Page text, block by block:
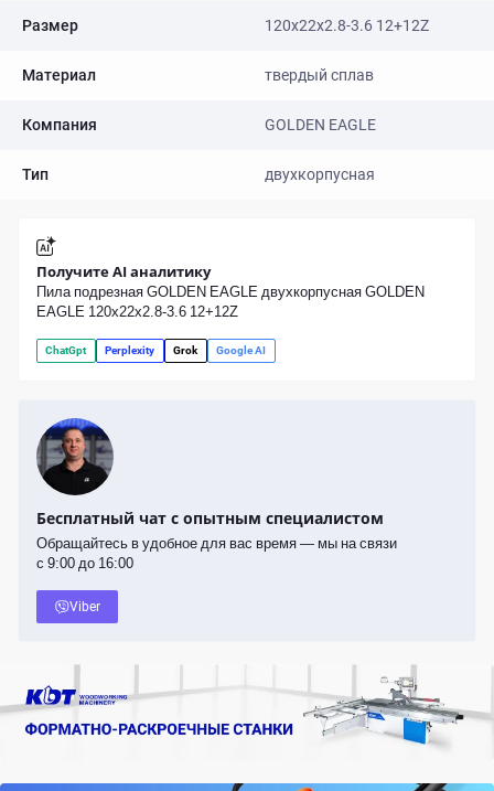
Размер 120x22x2.8-3.6 12+12Z
Материал твердый сплав
Компания GOLDEN EAGLE
Тип двухкорпусная
Получите AI аналитику
Пила подрезная GOLDEN EAGLE двухкорпусная GOLDEN
EAGLE 120x22x2.8-3.6 12+12Z
ChatGpt Perplexity Grok Google AI
Бесплатный чат с опытным специалистом
Обращайтесь в удобное для вас время — мы на связи
с 9:00 до 16:00
Viber